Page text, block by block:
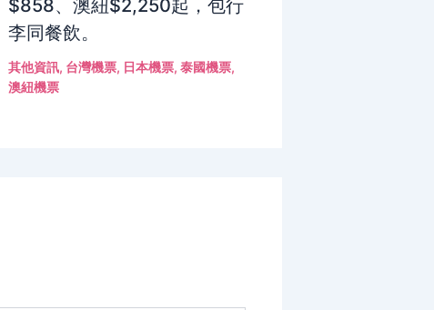
$858、澳紐$2,250起，包行
李同餐飲。
其他資訊, 台灣機票, 日本機票, 泰國機票,
澳紐機票